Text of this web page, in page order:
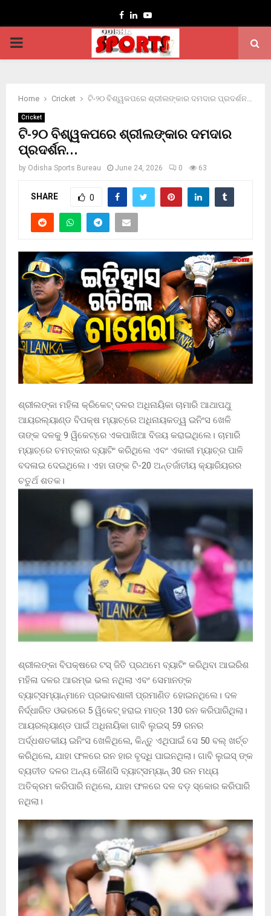
Facebook
LinkedinYoutube
PRIMARY
Home Cricket ଟି-୨୦ ବିଶ୍ୱକପରେ ଶ୍ରୀଲଙ୍କାର ଦମଦାର ପ୍ରଦର୍ଶନ…
Cricket
ଟି-୨୦ ବିଶ୍ୱକପରେ ଶ୍ରୀଲଙ୍କାର ଦମଦାର
ପ୍ରଦର୍ଶନ…
by Odisha Sports Bureau June 24, 2026 0 63
SHARE 0
ଶ୍ରୀଲଙ୍କା ମହିଳା କ୍ରିକେଟ୍ ଦଳର ଅଧିନାୟିକା ଚାମାରି ଆଥାପଥୁ
ଆୟରଲ୍ୟାଣ୍ଡ ବିପକ୍ଷ ମ୍ୟାଚ୍‌ରେ ଅଧିନାୟକତ୍ୱ ଇନିଂସ ଖେଳି
ତାଙ୍କ ଦଳକୁ 9 ୱିକେଟ୍‌ରେ ଏକପାଖିଆ ବିଜୟ କରାଇଥିଲେ। ଚାମାରି
ମ୍ୟାଚ୍‌ରେ ଚମତ୍କାର ବ୍ୟାଟିଂ କରିଥିଲେ ଏବଂ ଏକାକୀ ମ୍ୟାଚ୍‌ର ପାଳି
ବଦଳାଇ ଦେଇଥିଲେ। ଏହା ତାଙ୍କ ଟି-20 ଅନ୍ତର୍ଜାତୀୟ କ୍ୟାରିୟରର
ଚତୁର୍ଥ ଶତକ।
ଶ୍ରୀଲଙ୍କା ବିପକ୍ଷରେ ଟସ୍ ଜିତି ପ୍ରଥମେ ବ୍ୟାଟିଂ କରିଥିବା ଆଇରିଶ
ମହିଳା ଦଳର ଆରମ୍ଭ ଭଲ ନଥିଲା ଏବଂ ସେମାନଙ୍କ
ବ୍ୟାଟ୍ସମ୍ୟାନ୍ମାନେ ପ୍ରଭାବଶାଳୀ ପ୍ରମାଣିତ ହୋଇନଥିଲେ। ଦଳ
ନିର୍ଦ୍ଧାରିତ ଓଭରରେ 5 ୱିକେଟ୍ ହରାଇ ମାତ୍ର 130 ରନ କରିପାରିଥିଲା।
ଆୟରଲ୍ୟାଣ୍ଡ ପାଇଁ ଅଧିନାୟିକା ଗାବି ଲୁଇସ୍ 59 ରନର
ଅର୍ଦ୍ଧଶତକୀୟ ଇନିଂସ ଖେଳିଥିଲେ, କିନ୍ତୁ ଏଥିପାଇଁ ସେ 50 ବଲ୍ ଖର୍ଚ୍ଚ
କରିଥିଲେ, ଯାହା ଫଳରେ ରନ ହାର ବୃଦ୍ଧି ପାଇନଥିଲା। ଗାବି ଲୁଇସ୍ ଙ୍କ
ବ୍ୟତୀତ ଦଳର ଅନ୍ୟ କୌଣସି ବ୍ୟାଟ୍ସମ୍ୟାନ୍ 30 ରନ ମଧ୍ୟ
ଅତିକ୍ରମ କରିପାରି ନଥିଲେ, ଯାହା ଫଳରେ ଦଳ ବଡ଼ ସ୍କୋର କରିପାରି
ନଥିଲା।